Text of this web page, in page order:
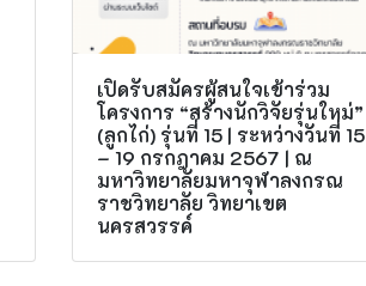
เปิดรับสมัครผู้สนใจเข้าร่วม
โครงการ “สร้างนักวิจัยรุ่นใหม่”
(ลูกไก่) รุ่นที่ 15 | ระหว่างวันที่ 15
– 19 กรกฎาคม 2567 | ณ
มหาวิทยาลัยมหาจุฬาลงกรณ
ราชวิทยาลัย วิทยาเขต
นครสวรรค์